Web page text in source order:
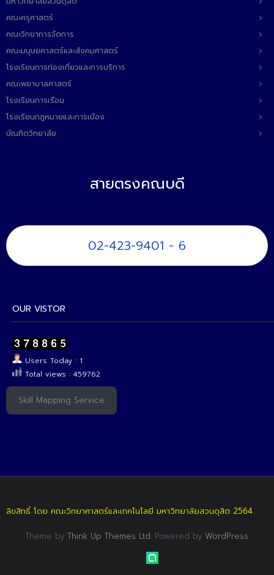
- งานวิจัย/นวัตกรรม
ติดต่อเรา
คณะครุศาสตร์
คณะวิทยาการจัดการ
คณะมนุษยศาสตร์และสังคมศาสตร์
โรงเรียนการท่องเที่ยวและการบริการ
คณะพยาบาลศาสตร์
โรงเรียนการเรือน
โรงเรียนกฎหมายและการเมือง
บัณฑิตวิทยาลัย
สายตรงคณบดี
02-423-9401 - 6
OUR VISTOR
Users Today : 1
Total views : 459762
Skill Mapping Service
ลิขสิทธิ์ โดย คณะวิทยาศาสตร์และเทคโนโลยี มหาวิทยาลัยสวนดุสิต 2564
Theme by Think Up Themes Ltd. Powered by WordPress.